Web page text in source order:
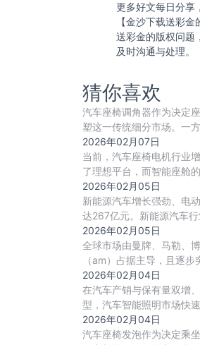
更多好文每日分享
【金沙下载送彩
送彩金的版权问题
及时沟通与处理。
猜你喜欢
汽车座椅调角器作为决定
塑这一传统细分市场。一
2026年02月07日
当前，汽车座椅电机行业
了理想平台，而智能座舱
2026年02月05日
新能源汽车增长强劲、电
达267亿元。新能源汽车
2026年02月05日
全球市场由曼牌、马勒、
（am）占据主导，且逐
2026年02月04日
在汽车产销与保有量双增
型，汽车智能照明市场快
2026年02月04日
汽车座椅发泡作为决定乘